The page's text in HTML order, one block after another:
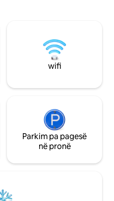
i
privatësinë
në
lundrim
është e rrethuar
Vendqëndrim
burimet, për të
vizituar ushqimin,
wifi
Parkim pa pagesë
në pronë